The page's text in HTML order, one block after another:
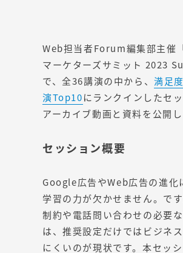
Web担当者Forum編集部主催
マーケターズサミット 2023
で、全36講演の中から、満足
演Top10にランクインしたセ
アーカイブ動画と資料を公開し
セッション概要
Google広告やWeb広告の進化
学習の力が欠かせません。で
制約や電話問い合わせの必要
は、推奨設定だけではビジネ
にくいのが現状です。本セッ